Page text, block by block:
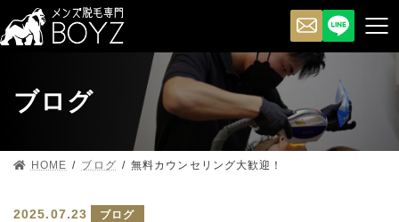
ブログ
HOME ブログ 無料カウンセリング大歓迎！
2025.07.23 ブログ